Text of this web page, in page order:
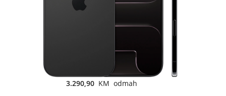
3.290,90 KM odmah